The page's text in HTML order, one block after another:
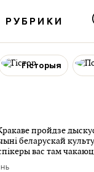
РУБРИКИ
Гісторыя